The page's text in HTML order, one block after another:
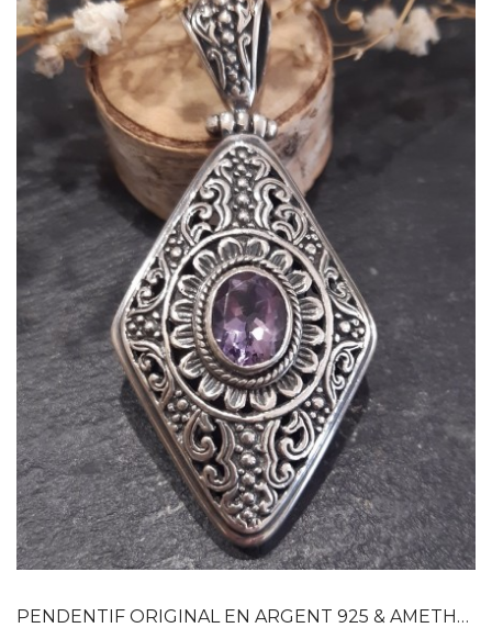
APERÇU RAPIDE
PENDENTIF ORIGINAL EN ARGENT 925 & AMETHYSTE